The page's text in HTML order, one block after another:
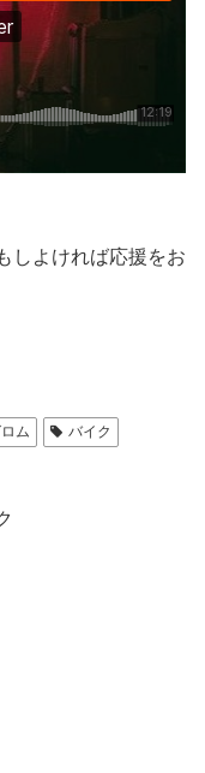
しよければ応援をお
ム
バイク